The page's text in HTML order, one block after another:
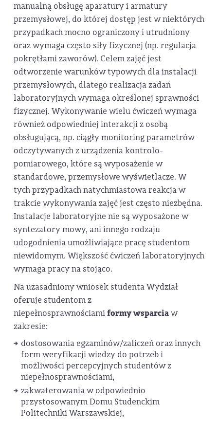
manualną obsługę aparatury i armatury
przemysłowej, do której dostęp jest w niektórych
przypadkach mocno ograniczony i utrudniony
oraz wymaga często siły fizycznej (np. regulacja
pokrętłami zaworów). Celem zajęć jest
odtworzenie warunków typowych dla instalacji
przemysłowych, dlatego realizacja zadań
laboratoryjnych wymaga określonej sprawności
fizycznej. Wykonywanie wielu ćwiczeń wymaga
również odpowiedniej interakcji z osobą
obsługującą, np. ciągły monitoring parametrów
odczytywanych z urządzenia kontrolo-
pomiarowego, które są wyposażenie w
standardowe, przemysłowe wyświetlacze. W
tych przypadkach natychmiastowa reakcja w
trakcie wykonywania zajęć jest często niezbędna.
Instalacje laboratoryjne nie są wyposażone w
syntezatory mowy, ani innego rodzaju
udogodnienia umożliwiające pracę studentom
niewidomym. Większość ćwiczeń laboratoryjnych
wymaga pracy na stojąco.
Na uzasadniony wniosek studenta Wydział
oferuje studentom z
niepełnosprawnościamiformy wsparciaw
zakresie:
dostosowania egzaminów/zaliczeń oraz innych
form weryfikacji wiedzy do potrzeb i
możliwości percepcyjnych studentów z
niepełnosprawnościami,
zakwaterowania w odpowiednio
przystosowanym Domu Studenckim
Politechniki Warszawskiej,